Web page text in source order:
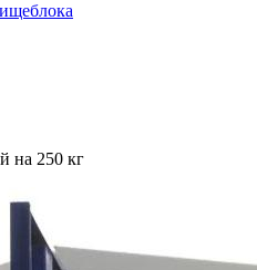
на 250 кг